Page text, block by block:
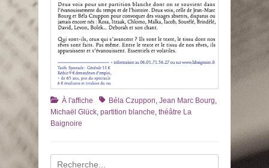
Catégories
À l'affiche TagsBéla Czuppon, Jean Marc Bourg,
Michaël Glück, partition blanche, théâtre La
Baignoire
Recherche